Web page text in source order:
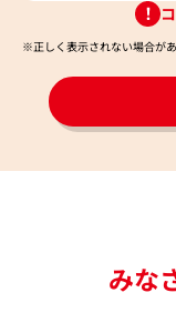
※正しく表示されない場合が
みな